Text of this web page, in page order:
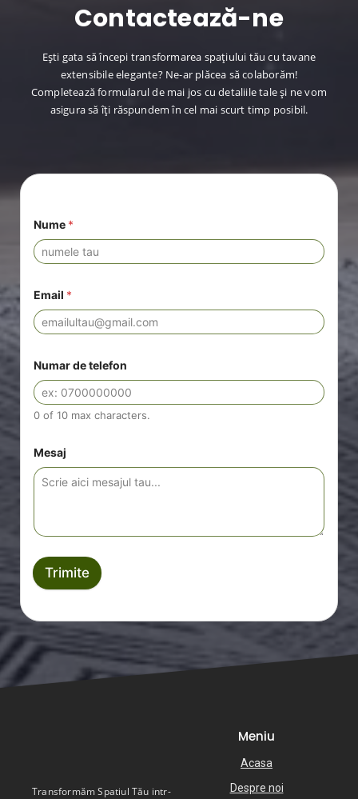
Contactează-ne
Ești gata să începi transformarea spațiului tău cu tavane
extensibile elegante? Ne-ar plăcea să colaborăm!
Completează formularul de mai jos cu detaliile tale și ne vom
asigura să îți răspundem în cel mai scurt timp posibil.
Nume *
Email *
Numar de telefon
0 of 10 max characters.
Mesaj
Trimite
Transformăm Spatiul Tău intr-
Meniu
Acasa
Despre noi